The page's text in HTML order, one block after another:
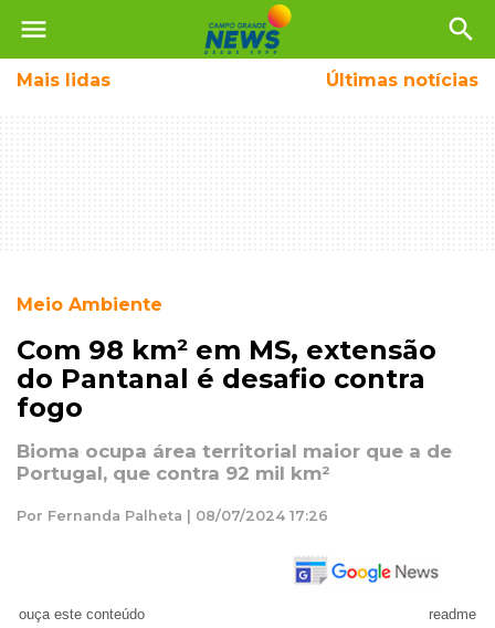
menu search
Mais lidas Últimas notícias
Meio Ambiente
Com 98 km² em MS, extensão
do Pantanal é desafio contra
fogo
Bioma ocupa área territorial maior que a de
Portugal, que contra 92 mil km²
Por Fernanda Palheta | 08/07/2024 17:26
ouça este conteúdo readme